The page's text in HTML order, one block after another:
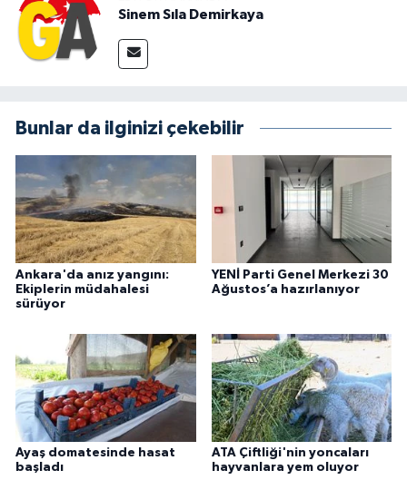
Sinem Sıla Demirkaya
Bunlar da ilginizi çekebilir
Ankara'da anız yangını:
Ekiplerin müdahalesi
sürüyor
YENİ Parti Genel Merkezi 30
Ağustos’a hazırlanıyor
Ayaş domatesinde hasat
başladı
ATA Çiftliği'nin yoncaları
hayvanlara yem oluyor